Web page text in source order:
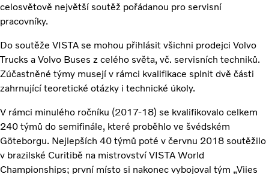
celosvětově největší soutěž pořádanou pro servisní
pracovníky.
Do soutěže VISTA se mohou přihlásit všichni prodejci Volvo
Trucks a Volvo Buses z celého světa, vč. servisních techniků.
Zúčastněné týmy musejí v rámci kvalifikace splnit dvě části
zahrnující teoretické otázky i technické úkoly.
V rámci minulého ročníku (2017-18) se kvalifikovalo celkem
240 týmů do semifinále, které proběhlo ve švédském
Göteborgu. Nejlepších 40 týmů poté v červnu 2018 soutěžilo
v brazilské Curitibě na mistrovství VISTA World
Championships; první místo si nakonec vybojoval tým „Viies